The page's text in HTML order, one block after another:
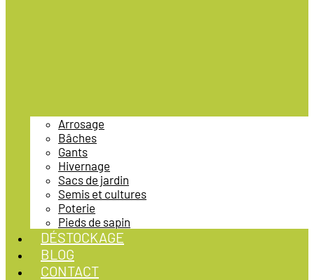
Arrosage
Bâches
Gants
Hivernage
Sacs de jardin
Semis et cultures
Poterie
Pieds de sapin
DÉSTOCKAGE
BLOG
CONTACT